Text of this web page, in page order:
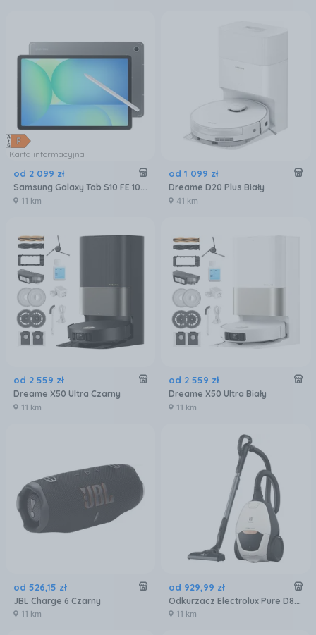
Karta informacyjna
od 2 099 zł
Samsung Galaxy Tab S10 FE 10.9" 8/128GB Wi-Fi Szary + Rysik S Pen (SMX520NZAREUE)
11 km
od 1 099 zł
Dreame D20 Plus Biały
41 km
od 2 559 zł
Dreame X50 Ultra Czarny
11 km
od 2 559 zł
Dreame X50 Ultra Biały
11 km
od 526,15 zł
JBL Charge 6 Czarny
11 km
od 929,99 zł
Odkurzacz Electrolux Pure D8.2 SILENCE PD82-ALRG
11 km